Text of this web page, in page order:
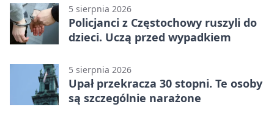
5 sierpnia 2026
Policjanci z Częstochowy ruszyli do
dzieci. Uczą przed wypadkiem
5 sierpnia 2026
Upał przekracza 30 stopni. Te osoby
są szczególnie narażone